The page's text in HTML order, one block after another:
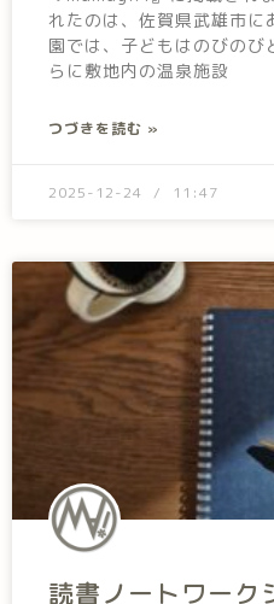
れたのは、佐賀県武雄市
園では、子どもはのびのび
らに敷地内の温泉施設
つづきを読む »
2025-12-24 11:47
読書ノートワーク